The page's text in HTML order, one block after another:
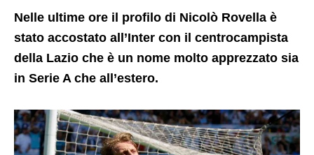
Nelle ultime ore il profilo di Nicolò Rovella è
stato accostato all’Inter con il centrocampista
della Lazio che è un nome molto apprezzato sia
in Serie A che all’estero.